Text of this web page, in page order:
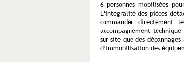
6 personnes mobilisées
L’intégralité des pièces
commander directement
accompagnement
sur site que des
d’immobilisation des